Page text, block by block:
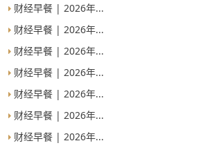
财经早餐 | 2026年...
财经早餐 | 2026年...
财经早餐 | 2026年...
财经早餐 | 2026年...
财经早餐 | 2026年...
财经早餐 | 2026年...
财经早餐 | 2026年...